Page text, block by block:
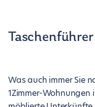
Was auch immer Sie
1Zimmer-Wohnungen